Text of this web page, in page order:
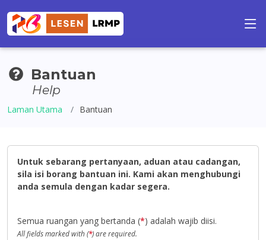
Bantuan
Help
Laman Utama Bantuan
Untuk sebarang pertanyaan, aduan atau cadangan,
sila isi borang bantuan ini. Kami akan menghubungi
anda semula dengan kadar segera.
Semua ruangan yang bertanda (*) adalah wajib diisi.
All fields marked with (*) are required.